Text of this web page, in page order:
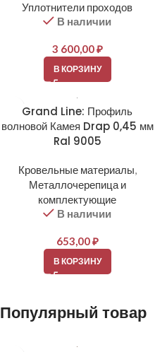
Уплотнители проходов
В наличии
3 600,00₽
В КОРЗИНУ
Grand Line: Профиль
волновой Камея Drap 0,45 мм
Ral 9005
Кровельные материалы,
Металлочерепица и
комплектующие
В наличии
653,00₽
В КОРЗИНУ
Популярный товар